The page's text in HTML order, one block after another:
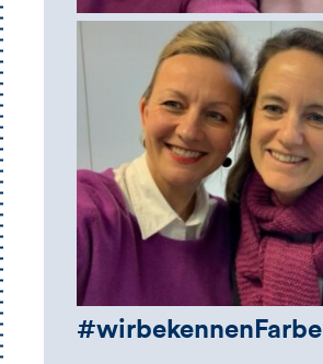
#wirbekennenFarbe